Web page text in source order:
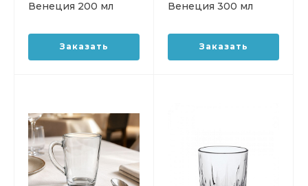
Венеция 200 мл
Заказать
Венеция 300 мл
Заказать